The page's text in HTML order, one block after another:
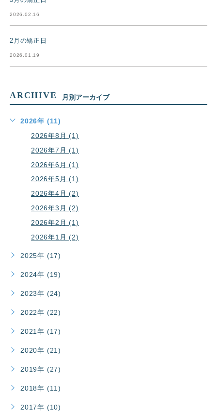
2026.02.16
2月の矯正日
2026.01.19
ARCHIVE 月別アーカイブ
2026年 (11)
2026年8月 (1)
2026年7月 (1)
2026年6月 (1)
2026年5月 (1)
2026年4月 (2)
2026年3月 (2)
2026年2月 (1)
2026年1月 (2)
2025年 (17)
2024年 (19)
2023年 (24)
2022年 (22)
2021年 (17)
2020年 (21)
2019年 (27)
2018年 (11)
2017年 (10)